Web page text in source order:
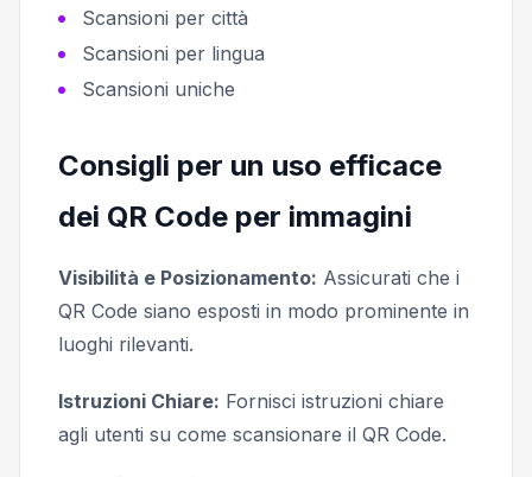
Scansioni per città
Scansioni per lingua
Scansioni uniche
Consigli per un uso efficace
dei QR Code per immagini
Visibilità e Posizionamento: Assicurati che i
QR Code siano esposti in modo prominente in
luoghi rilevanti.
Istruzioni Chiare: Fornisci istruzioni chiare
agli utenti su come scansionare il QR Code.